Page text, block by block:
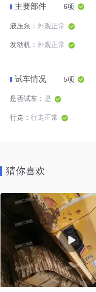
主要部件 6项
液压泵： 外观正常
发动机： 外观正常
试车情况 5项
是否试车： 是
行走： 行走正常
猜你喜欢